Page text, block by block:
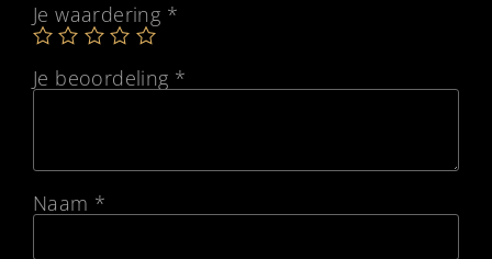
Je waardering *
Je beoordeling *
Naam *